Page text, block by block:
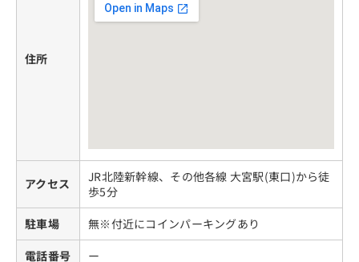
住所
アクセス
JR北陸新幹線、その他各線 大宮駅(東口)から徒
歩5分
駐車場
無※付近にコインパーキングあり
電話番号
ー